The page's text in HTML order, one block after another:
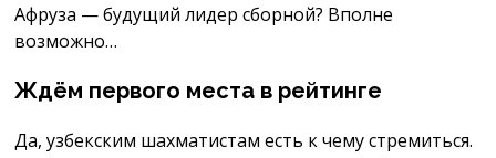
Афруза — будущий лидер сборной? Вполне
возможно…
Ждём первого места в рейтинге
Да, узбекским шахматистам есть к чему стремиться.